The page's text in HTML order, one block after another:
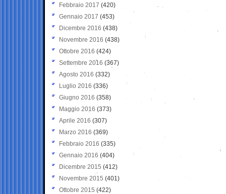
Febbraio 2017 (420)
Gennaio 2017 (453)
Dicembre 2016 (438)
Novembre 2016 (438)
Ottobre 2016 (424)
Settembre 2016 (367)
Agosto 2016 (332)
Luglio 2016 (336)
Giugno 2016 (358)
Maggio 2016 (373)
Aprile 2016 (307)
Marzo 2016 (369)
Febbraio 2016 (335)
Gennaio 2016 (404)
Dicembre 2015 (412)
Novembre 2015 (401)
Ottobre 2015 (422)